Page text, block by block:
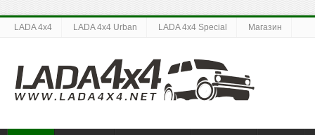
LADA 4x4 LADA 4x4 Urban LADA 4x4 Special Магазин